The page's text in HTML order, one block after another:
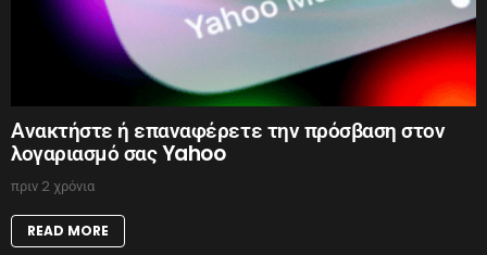
Ανακτήστε ή επαναφέρετε την πρόσβαση στον
λογαριασμό σας Yahoo
πριν 2 χρόνια
READ MORE